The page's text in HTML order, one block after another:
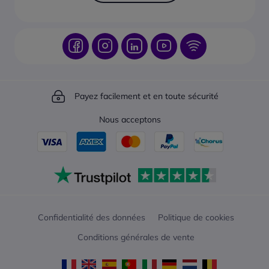
Payez facilement et en toute sécurité
Nous acceptons
Confidentialité des données
Politique de cookies
Conditions générales de vente